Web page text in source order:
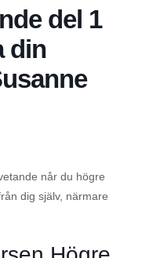
del 1
din
når du högre
dig själv, närmare